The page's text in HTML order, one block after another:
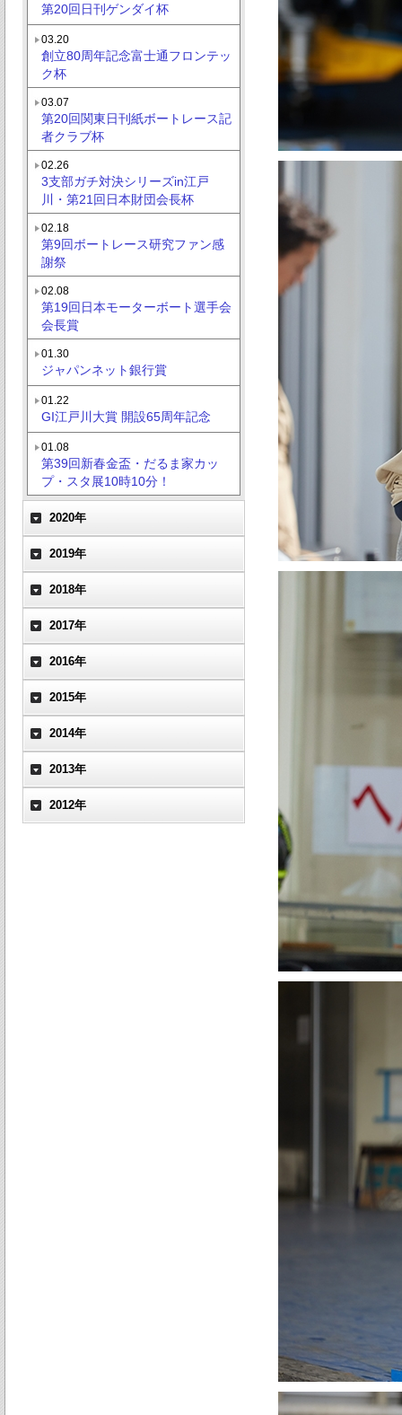
第20回日刊ゲンダイ杯
03.20
創立80周年記念富士通フロンテッ
ク杯
03.07
第20回関東日刊紙ボートレース記
者クラブ杯
02.26
3支部ガチ対決シリーズin江戸
川・第21回日本財団会長杯
02.18
第9回ボートレース研究ファン感
謝祭
02.08
第19回日本モーターボート選手会
会長賞
01.30
ジャパンネット銀行賞
01.22
GI江戸川大賞 開設65周年記念
01.08
第39回新春金盃・だるま家カッ
プ・スタ展10時10分！
2020年
2019年
2018年
2017年
2016年
2015年
2014年
2013年
2012年